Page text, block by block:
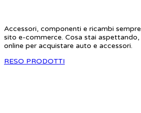
Accessori, componenti e ricambi
sito e-commerce. Cosa stai
online per acquistare auto e accessori.
RESO PRODOTTI